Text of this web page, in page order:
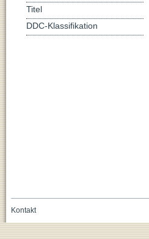
Titel
DDC-Klassifikation
Kontakt